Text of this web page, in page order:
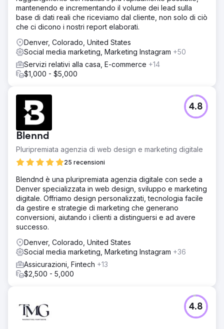
mantenendo e incrementando il volume dei lead sulla
base di dati reali che riceviamo dal cliente, non solo di ciò
che ci dicono i nostri report elaborati.
Denver, Colorado, United States
Social media marketing, Marketing Instagram +50
Servizi relativi alla casa, E-commerce +14
$1,000 - $5,000
Blennd
Pluripremiata agenzia di web design e marketing digitale
25 recensioni
4.8
Blendnd è una pluripremiata agenzia digitale con sede a
Denver specializzata in web design, sviluppo e marketing
digitale. Offriamo design personalizzati, tecnologia facile
da gestire e strategie di marketing che generano
conversioni, aiutando i clienti a distinguersi e ad avere
successo.
Denver, Colorado, United States
Social media marketing, Marketing Instagram +36
Assicurazioni, Fintech +13
$2,500 - 5,000
4.8